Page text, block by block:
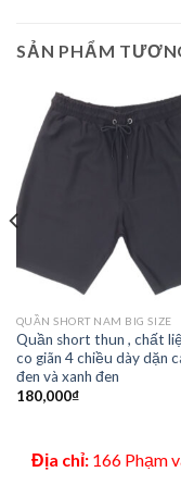
SẢN PHẨM
QUẦN SHORT NAM BIG SIZE
Quần short thun , chất
co giãn 4 chiều dày dặn
đen và xanh đen
180,000₫
Địa chỉ: 166 Phạm